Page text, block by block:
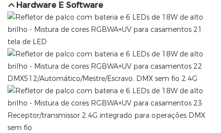
Hardware E Software
tela de LED
DMX512/Automático/Mestre/Escravo, DMX sem fio 2.4G
Receptor/transmissor 2.4G integrado para operações DMX
sem fio